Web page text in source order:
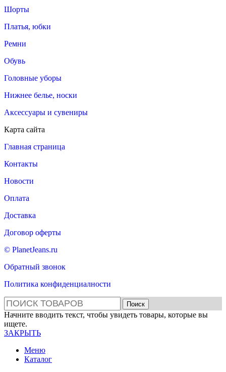
Шорты
Платья, юбки
Ремни
Обувь
Головные уборы
Нижнее белье, носки
Аксессуары и сувениры
Карта сайта
Главная страница
Контакты
Новости
Оплата
Доставка
Договор оферты
© PlanetJeans.ru
Обратный звонок
Политика конфиденциалности
Поиск
Начните вводить текст, чтобы увидеть товары, которые вы
ищете.
ЗАКРЫТЬ
Меню
Каталог